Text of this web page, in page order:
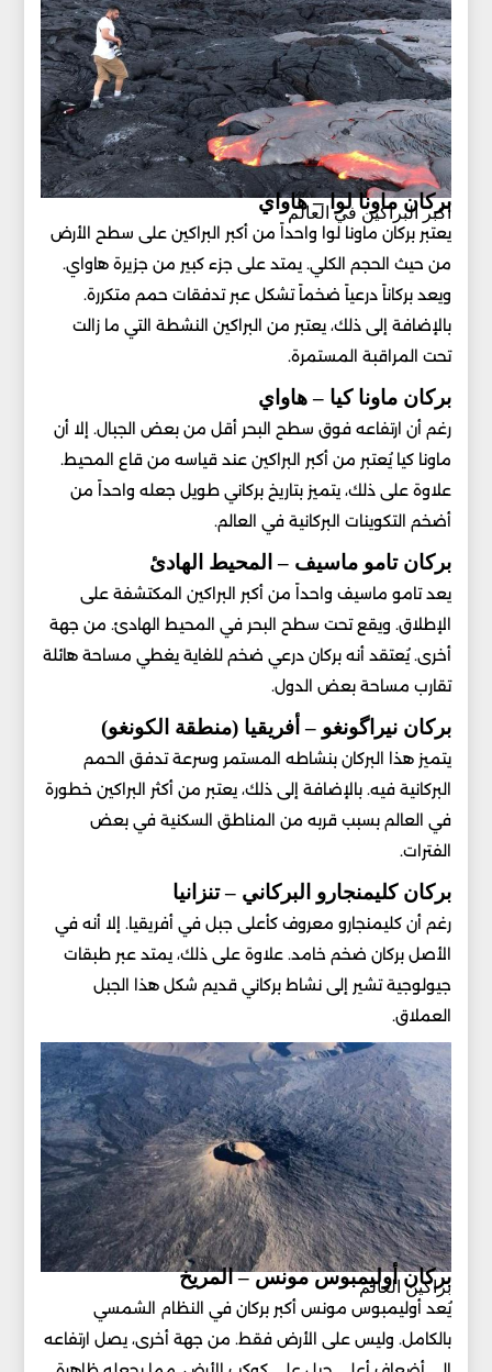
أكبر البراكين في العالم
بركان ماونا لوا – هاواي
يعتبر بركان ماونا لوا واحداً من أكبر البراكين على سطح الأرض
من حيث الحجم الكلي. يمتد على جزء كبير من جزيرة هاواي.
ويعد بركاناً درعياً ضخماً تشكل عبر تدفقات حمم متكررة.
بالإضافة إلى ذلك، يعتبر من البراكين النشطة التي ما زالت
تحت المراقبة المستمرة.
بركان ماونا كيا – هاواي
رغم أن ارتفاعه فوق سطح البحر أقل من بعض الجبال. إلا أن
ماونا كيا يُعتبر من أكبر البراكين عند قياسه من قاع المحيط.
علاوة على ذلك، يتميز بتاريخ بركاني طويل جعله واحداً من
أضخم التكوينات البركانية في العالم.
بركان تامو ماسيف – المحيط الهادئ
يعد تامو ماسيف واحداً من أكبر البراكين المكتشفة على
الإطلاق. ويقع تحت سطح البحر في المحيط الهادئ. من جهة
أخرى. يُعتقد أنه بركان درعي ضخم للغاية يغطي مساحة هائلة
تقارب مساحة بعض الدول.
بركان نيراگونغو – أفريقيا (منطقة الكونغو)
يتميز هذا البركان بنشاطه المستمر وسرعة تدفق الحمم
البركانية فيه. بالإضافة إلى ذلك، يعتبر من أكثر البراكين خطورة
في العالم بسبب قربه من المناطق السكنية في بعض
الفترات.
بركان كليمنجارو البركاني – تنزانيا
رغم أن كليمنجارو معروف كأعلى جبل في أفريقيا. إلا أنه في
الأصل بركان ضخم خامد. علاوة على ذلك، يمتد عبر طبقات
جيولوجية تشير إلى نشاط بركاني قديم شكل هذا الجبل
العملاق.
براكين العالم
بركان أوليمبوس مونس – المريخ
يُعد أوليمبوس مونس أكبر بركان في النظام الشمسي
بالكامل. وليس على الأرض فقط. من جهة أخرى، يصل ارتفاعه